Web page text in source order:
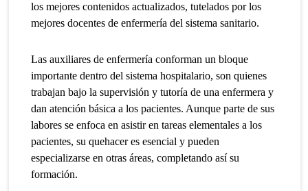
los mejores contenidos actualizados, tutelados por los
mejores docentes de enfermería del sistema sanitario.
Las auxiliares de enfermería conforman un bloque
importante dentro del sistema hospitalario, son quienes
trabajan bajo la supervisión y tutoría de una enfermera y
dan atención básica a los pacientes. Aunque parte de sus
labores se enfoca en asistir en tareas elementales a los
pacientes, su quehacer es esencial y pueden
especializarse en otras áreas, completando así su
formación.